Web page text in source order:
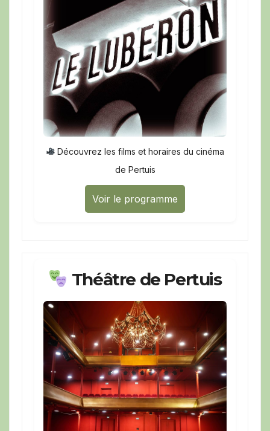
Découvrez les films et horaires du cinéma
de Pertuis
Voir le programme
Théâtre de Pertuis